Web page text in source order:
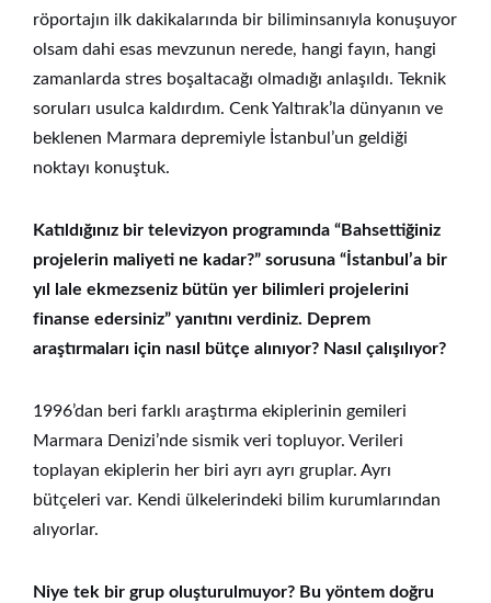
röportajın ilk dakikalarında bir biliminsanıyla konuşuyor
olsam dahi esas mevzunun nerede, hangi fayın, hangi
zamanlarda stres boşaltacağı olmadığı anlaşıldı. Teknik
soruları usulca kaldırdım. Cenk Yaltırak’la dünyanın ve
beklenen Marmara depremiyle İstanbul’un geldiği
noktayı konuştuk.
Katıldığınız bir televizyon programında “Bahsettiğiniz
projelerin maliyeti ne kadar?” sorusuna “İstanbul’a bir
yıl lale ekmezseniz bütün yer bilimleri projelerini
finanse edersiniz” yanıtını verdiniz. Deprem
araştırmaları için nasıl bütçe alınıyor? Nasıl çalışılıyor?
1996’dan beri farklı araştırma ekiplerinin gemileri
Marmara Denizi’nde sismik veri topluyor. Verileri
toplayan ekiplerin her biri ayrı ayrı gruplar. Ayrı
bütçeleri var. Kendi ülkelerindeki bilim kurumlarından
alıyorlar.
Niye tek bir grup oluşturulmuyor? Bu yöntem doğru